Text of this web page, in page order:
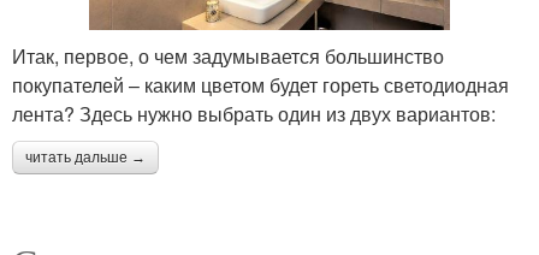
Итак, первое, о чем задумывается большинство
покупателей – каким цветом будет гореть светодиодная
лента? Здесь нужно выбрать один из двух вариантов:
читать дальше →